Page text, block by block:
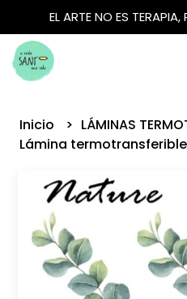
EL ARTE NO ES
Inicio
LÁMINAS
Lámina termotransferible